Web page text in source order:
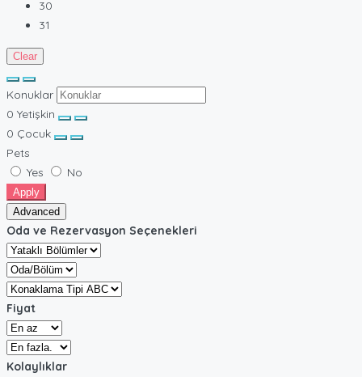
30
31
Clear
Konuklar
0 Yetişkin
0 Çocuk
Pets
Yes
No
Apply
Advanced
Oda ve Rezervasyon Seçenekleri
Fiyat
Kolaylıklar